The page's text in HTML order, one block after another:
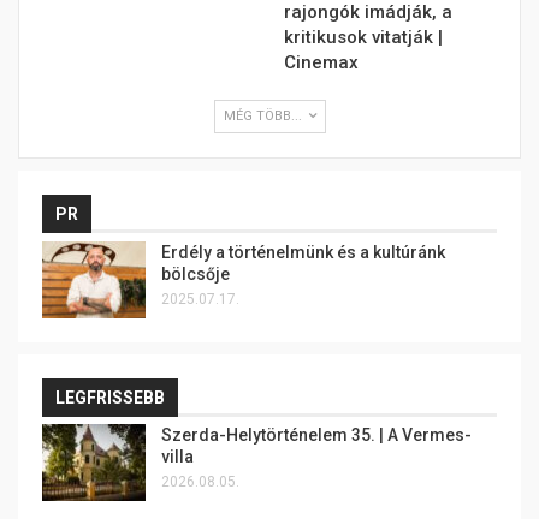
rajongók imádják, a
kritikusok vitatják |
Cinemax
MÉG TÖBB...
PR
Erdély a történelmünk és a kultúránk
bölcsője
2025.07.17.
LEGFRISSEBB
Szerda-Helytörténelem 35. | A Vermes-
villa
2026.08.05.